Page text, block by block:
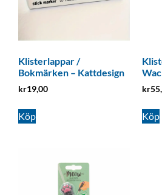
Klisterlappar /
Bokmärken – Kattdesign
kr19,00
Köp
kr
Köp